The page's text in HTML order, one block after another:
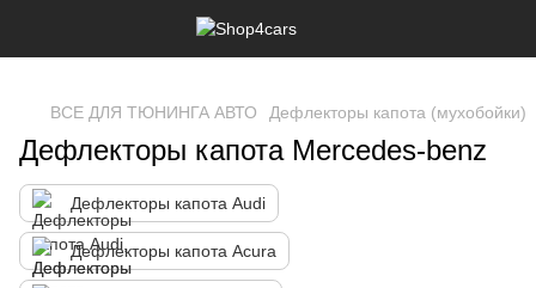
ВСЕ ДЛЯ ТЮНИНГА АВТО Дефлекторы капота (мухобойки)
Дефлекторы капота Mercedes-benz
Дефлекторы капота Audi
Дефлекторы капота Acura